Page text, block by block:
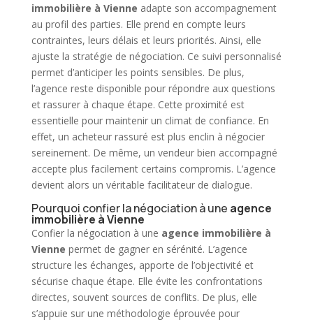
immobilière à Vienne adapte son accompagnement
au profil des parties. Elle prend en compte leurs
contraintes, leurs délais et leurs priorités. Ainsi, elle
ajuste la stratégie de négociation. Ce suivi personnalisé
permet d’anticiper les points sensibles. De plus,
l’agence reste disponible pour répondre aux questions
et rassurer à chaque étape. Cette proximité est
essentielle pour maintenir un climat de confiance. En
effet, un acheteur rassuré est plus enclin à négocier
sereinement. De même, un vendeur bien accompagné
accepte plus facilement certains compromis. L’agence
devient alors un véritable facilitateur de dialogue.
Pourquoi confier la négociation à une agence
immobilière à Vienne
Confier la négociation à une agence immobilière à
Vienne permet de gagner en sérénité. L’agence
structure les échanges, apporte de l’objectivité et
sécurise chaque étape. Elle évite les confrontations
directes, souvent sources de conflits. De plus, elle
s’appuie sur une méthodologie éprouvée pour